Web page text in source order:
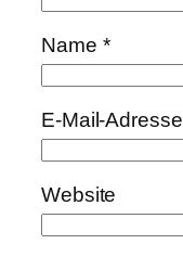
Name *
E-Mail-Adresse
Website